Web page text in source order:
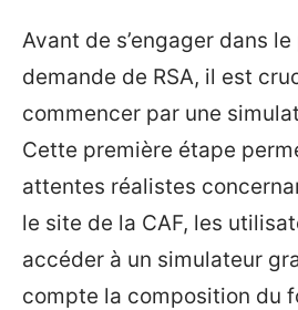
Avant de s’engager dans
demande de RSA, il est
commencer par une
Cette première étape
attentes réalistes
le site de la CAF, les
accéder à un simulateur
compte la composition du